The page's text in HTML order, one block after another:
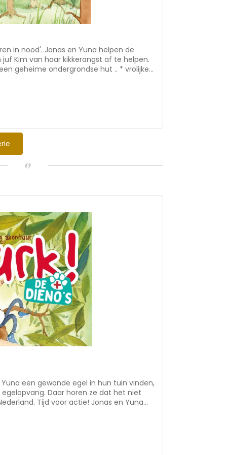
in nood'. Jonas en Yuna helpen de
Kim van haar kikkerangst af te helpen.
ondergrondse hut .. * vrolijke
* historische thema's:
schuttersputten en bomkraters * deel 2
7-10 jaar
een gewonde egel in hun tuin vinden,
Daar horen ze dat het niet
Tijd voor actie! Jonas en Yuna
om mee te werken. Op een dag wagen
buurman Rinus. In de schuur zien ze
dezelfde motor die in het plaatselijke